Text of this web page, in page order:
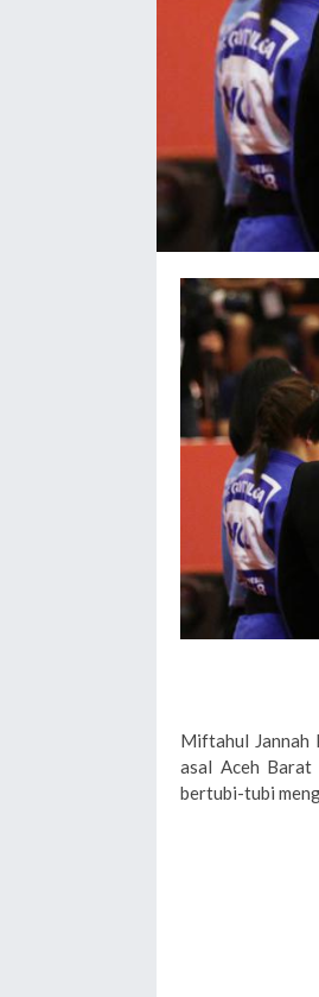
Miftahul Jannah
asal Aceh Barat
bertubi-tubi